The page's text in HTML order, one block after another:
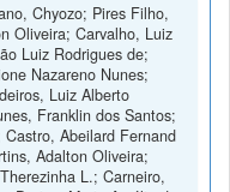
Chyozo; Pires Filho,
Oliveira; Carvalho, Luiz
Luiz Rodrigues de;
Nazareno Nunes;
Luiz Alberto
Franklin dos Santos;
Abeilard Fernand
Adalton Oliveira;
L.; Carneiro,